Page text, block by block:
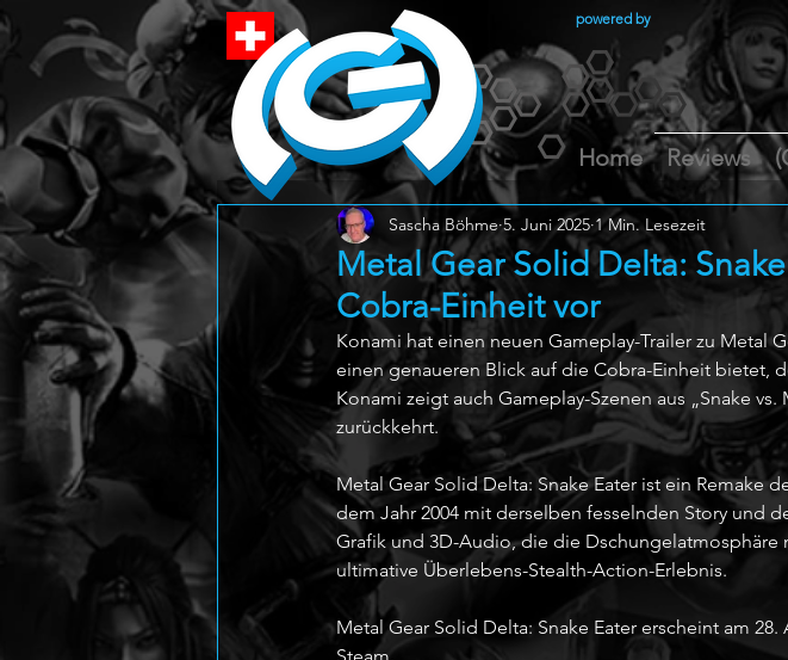
powered by
Home Reviews
Metal Gear Solid Delta:
Cobra-Einheit vor
Sascha Böhme 5. Juni 2025 1 Min. Lesezeit
Konami hat einen neuen Gameplay-Trailer zu Metal
einen genaueren Blick auf die Cobra-Einheit bietet,
Konami zeigt auch Gameplay-Szenen aus „Snake
zurückkehrt.
Metal Gear Solid Delta: Snake Eater ist ein Remake
dem Jahr 2004 mit derselben fesselnden Story und
Grafik und 3D-Audio, die die Dschungelatmosphäre
ultimative Überlebens-Stealth-Action-Erlebnis.
Metal Gear Solid Delta: Snake Eater erscheint am